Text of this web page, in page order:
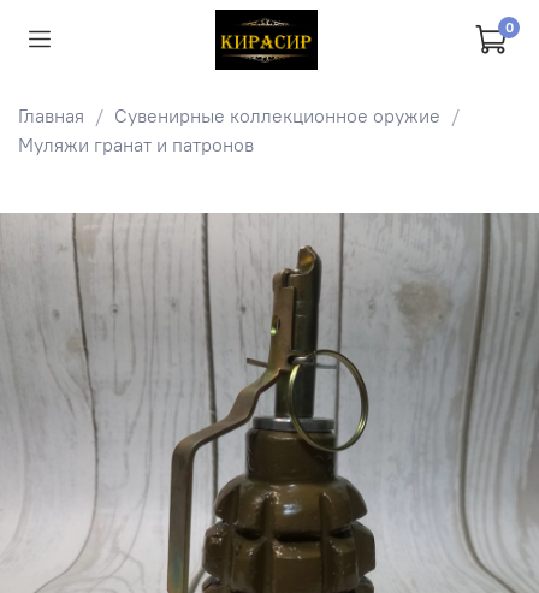
0
Главная
Сувенирные коллекционное оружие
Муляжи гранат и патронов